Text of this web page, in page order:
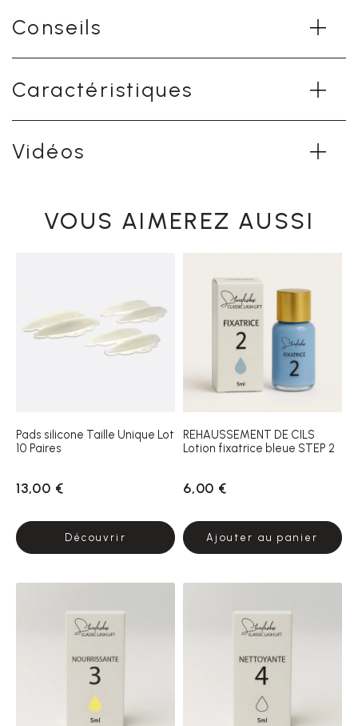
Conseils
Caractéristiques
Vidéos
VOUS AIMEREZ AUSSI
Pads silicone Taille Unique Lot
10 Paires
13,00 €
Découvrir
REHAUSSEMENT DE CILS
Lotion fixatrice bleue STEP 2
6,00 €
Ajouter au panier